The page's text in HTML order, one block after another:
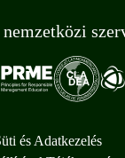
és Adatkezelés